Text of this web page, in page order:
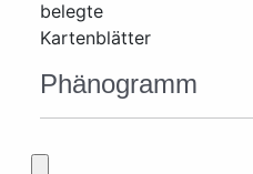
belegte
Kartenblätter
Phänogramm